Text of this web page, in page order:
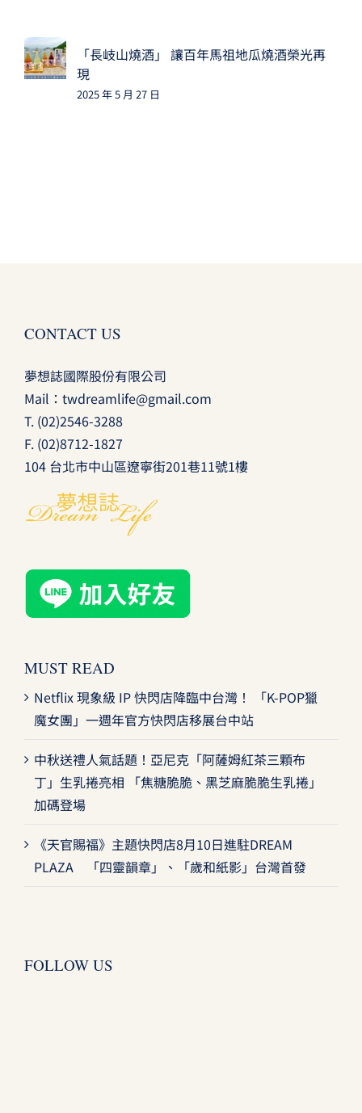
「長岐山燒酒」 讓百年馬祖地瓜燒酒榮光再
現
2025 年 5 月 27 日
CONTACT US
夢想誌國際股份有限公司
Mail： twdreamlife@gmail.com
T. (02)2546-3288
F. (02)8712-1827
104 台北市中山區遼寧街201巷11號1樓
MUST READ
Netflix 現象級 IP 快閃店降臨中台灣！ 「K-POP獵
魔女團」一週年官方快閃店移展台中站
中秋送禮人氣話題！亞尼克「阿薩姆紅茶三顆布
丁」生乳捲亮相 「焦糖脆脆、黑芝麻脆脆生乳捲」
加碼登場
《天官賜福》主題快閃店8月10日進駐DREAM
PLAZA 「四靈韻章」、「歲和紙影」台灣首發
FOLLOW US